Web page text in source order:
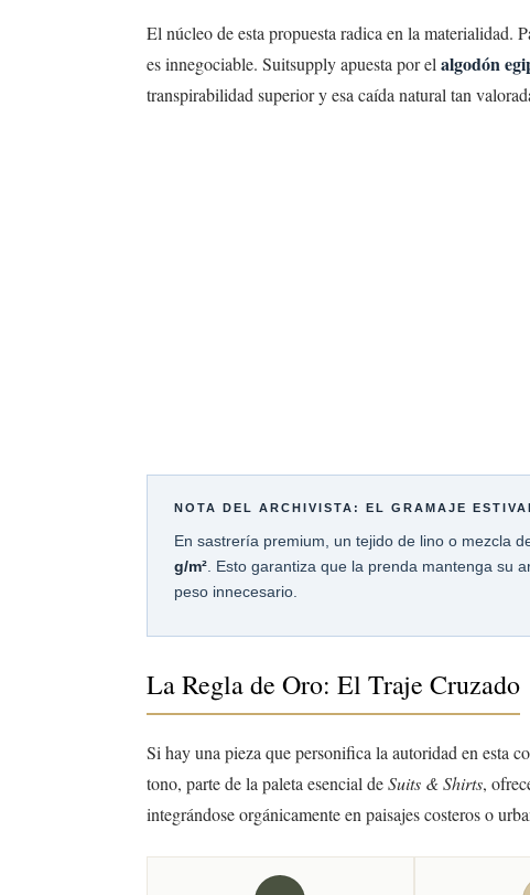
El núcleo de esta propuesta radica en la materialidad.
es innegociable. Suitsupply apuesta por el algodón
transpirabilidad superior y esa caída natural tan
NOTA DEL ARCHIVISTA: EL GRAMAJE
En sastrería premium, un tejido de lino o mezcla
g/m² . Esto garantiza que la prenda mantenga su
peso innecesario.
La Regla de Oro: El Traje Cruzado
Si hay una pieza que personifica la autoridad en esta
tono, parte de la paleta esencial deSuits & Shirts,
integrándose orgánicamente en paisajes costeros o